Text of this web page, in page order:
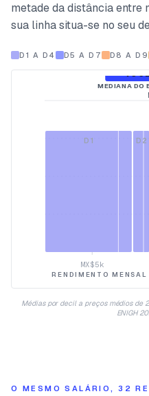
metade da distância entre
sua linha situa-se no seu
D1 A D4 D5 A D7 D8 A D9
D 1 D 2
MX$5k
RENDIMENTO
MEDIANA DO
Médias por decil a preços médios de
ENIGH
O MESMO SALÁRIO, 32